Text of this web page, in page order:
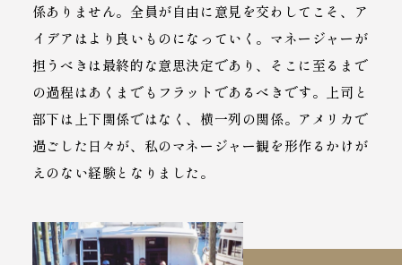
係ありません。全員が自由に意見を交わしてこそ、ア
イデアはより良いものになっていく。マネージャーが
担うべきは最終的な意思決定であり、そこに至るまで
の過程はあくまでもフラットであるべきです。上司と
部下は上下関係ではなく、横一列の関係。アメリカで
過ごした日々が、私のマネージャー観を形作るかけが
えのない経験となりました。